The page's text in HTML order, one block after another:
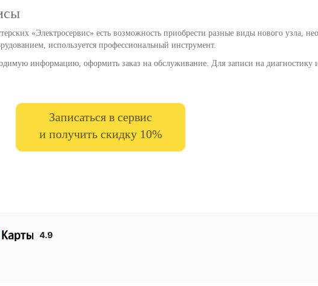
«Электросервис» есть возможность приобрести разные виды нового узла,
используется профессиональный инструмент.
информацию, оформить заказ на обслуживание. Для записи на диагностику
Записаться в сервис
и получить скидку 10%
4.9